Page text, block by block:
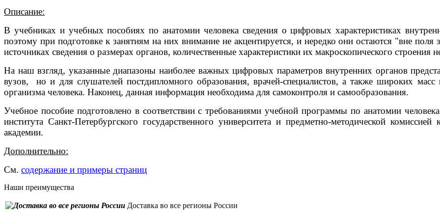
Описание:
В учебниках и учебных пособиях по анатомии человека сведения о цифровых характеристиках
поэтому при подготовке к занятиям на них внимание не акцентируется, и нередко они остаются "вне
источниках сведения о размерах органов, количественные характеристики их макроскопического строения
На наш взгляд, указанные диапазоны наиболее важных цифровых параметров внутренних органов
вузов, но и для слушателей постдипломного образования, врачей-специалистов, а также широких масс
организма человека. Наконец, данная информация необходима для самоконтроля и самообразования.
Учебное пособие подготовлено в соответствии с требованиями учебной программы по анатомии
института Санкт-Петербургского государственного университета и предметно-методической
академии.
Дополнительно:
См. содержание и примеры страниц
Наши преимущества
Доставка во все регионы России